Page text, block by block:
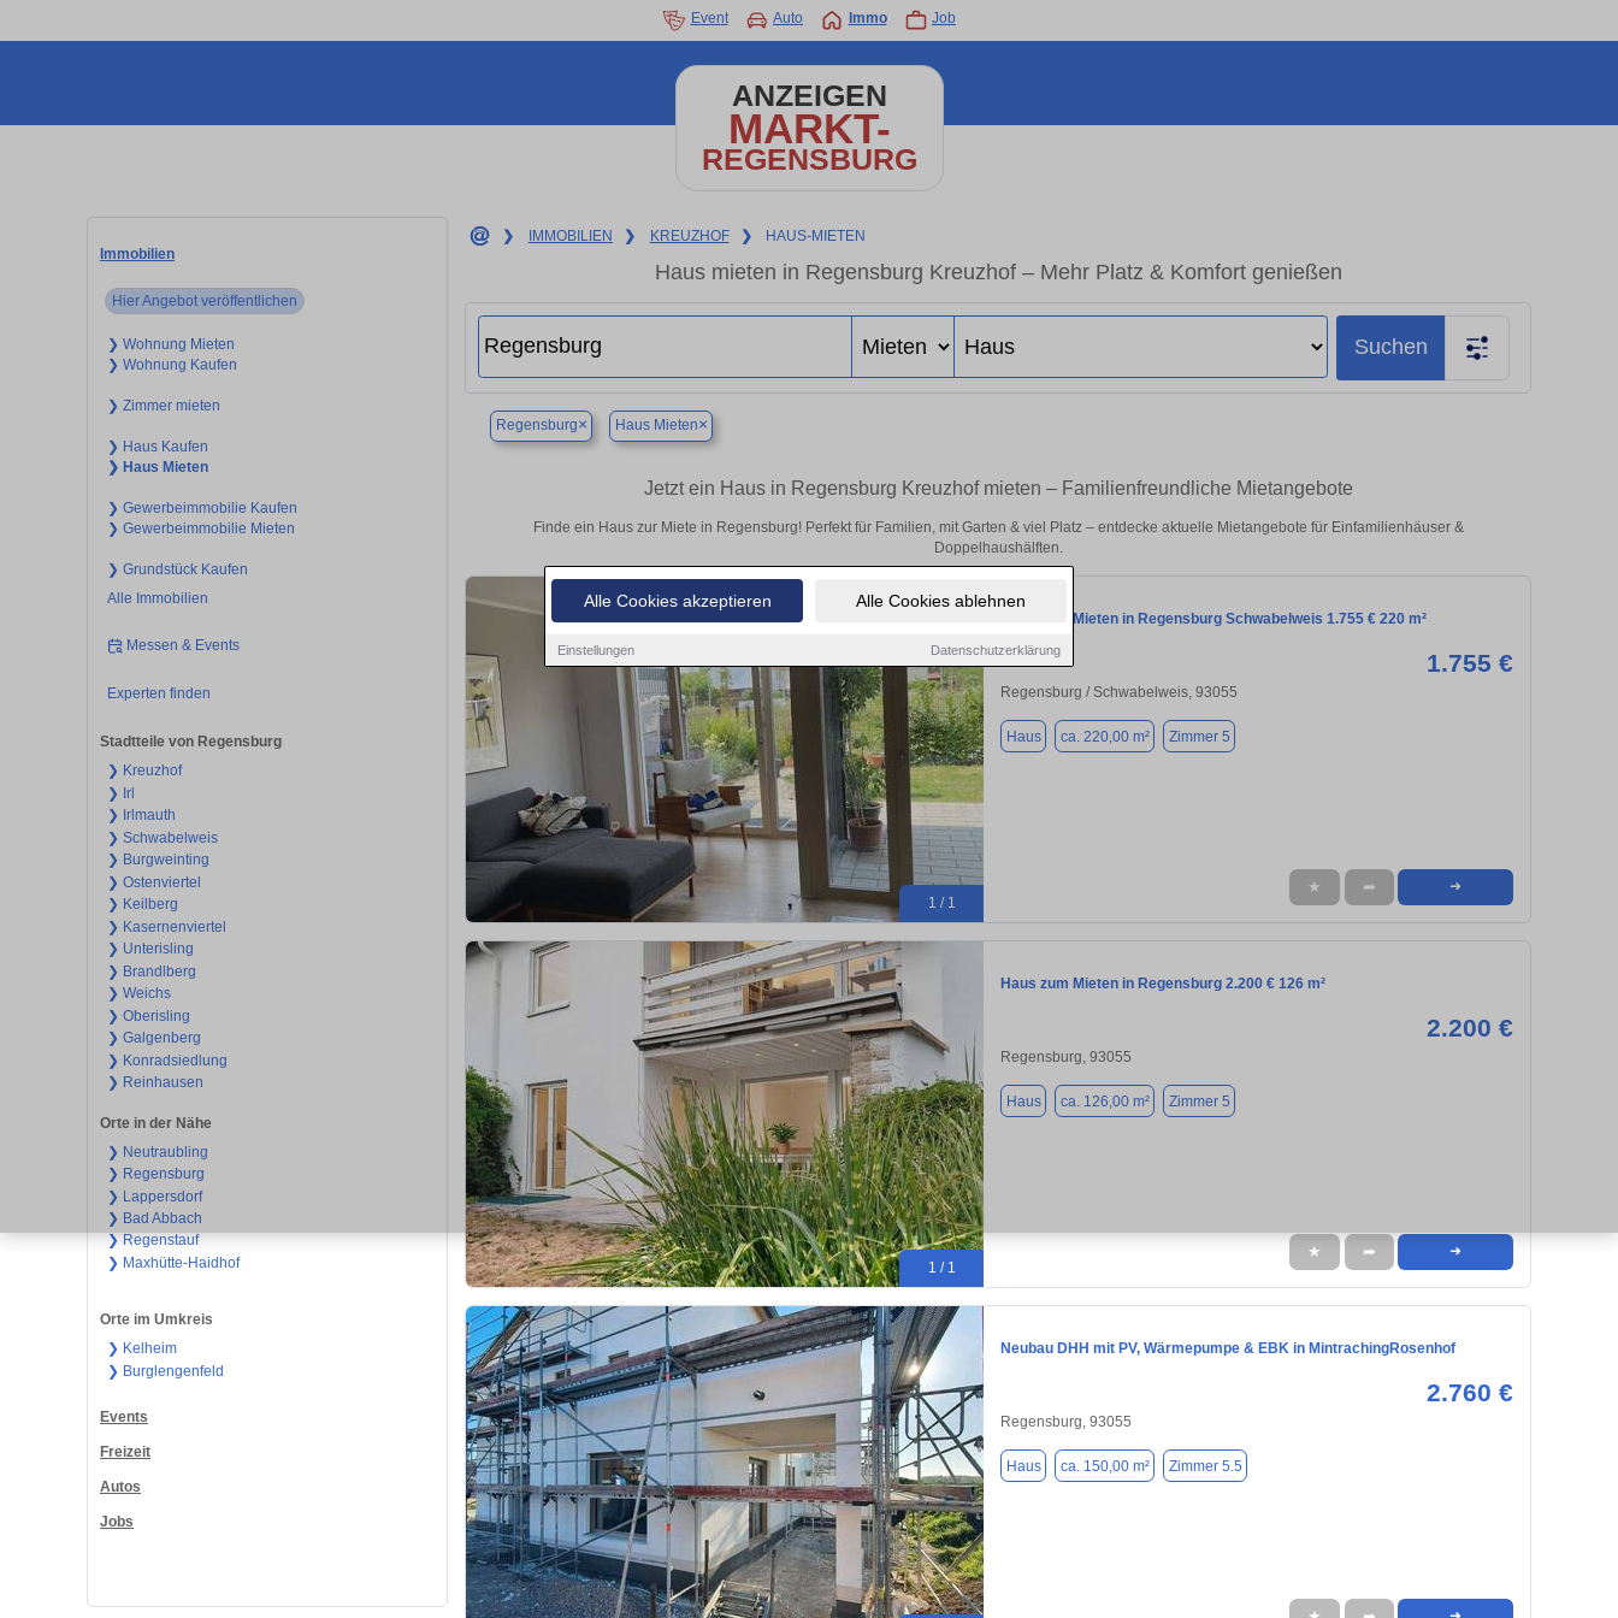
Alle Cookies akzeptieren Alle Cookies ablehnen
Einstellungen Datenschutzerklärung
Event Auto Immo Job
ANZEIGEN
MARKT-
REGENSBURG
Immobilien
Hier Angebot veröffentlichen
❯ Wohnung Mieten
❯ Wohnung Kaufen
❯ Zimmer mieten
❯ Haus Kaufen
❯ Haus Mieten
❯ Gewerbeimmobilie Kaufen
❯ Gewerbeimmobilie Mieten
❯ Grundstück Kaufen
Alle Immobilien
Messen & Events
Experten finden
Stadtteile von Regensburg
❯ Kreuzhof
❯ Irl
❯ Irlmauth
❯ Schwabelweis
❯ Burgweinting
❯ Ostenviertel
❯ Keilberg
❯ Kasernenviertel
❯ Unterisling
❯ Brandlberg
❯ Weichs
❯ Oberisling
❯ Galgenberg
❯ Konradsiedlung
❯ Reinhausen
Orte in der Nähe
❯ Neutraubling
❯ Regensburg
❯ Lappersdorf
❯ Bad Abbach
❯ Regenstauf
❯ Maxhütte-Haidhof
Orte im Umkreis
❯ Kelheim
❯ Burglengenfeld
Events
Freizeit
Autos
Jobs
❯ IMMOBILIEN ❯ KREUZHOF ❯ HAUS-MIETEN
Haus mieten in Regensburg Kreuzhof – Mehr Platz & Komfort genießen
Suchen
Regensburg× Haus Mieten×
Jetzt ein Haus in Regensburg Kreuzhof mieten – Familienfreundliche Mietangebote
Finde ein Haus zur Miete in Regensburg! Perfekt für Familien, mit Garten & viel Platz – entdecke aktuelle Mietangebote für Einfamilienhäuser &
Doppelhaushälften.
1 / 1
Haus zum Mieten in Regensburg Schwabelweis 1.755 € 220 m²
1.755 €
Regensburg / Schwabelweis, 93055
Haus ca. 220,00 m² Zimmer 5
★ ➦ ➜
1 / 1
Haus zum Mieten in Regensburg 2.200 € 126 m²
2.200 €
Regensburg, 93055
Haus ca. 126,00 m² Zimmer 5
★ ➦ ➜
Neubau DHH mit PV, Wärmepumpe & EBK in MintrachingRosenhof
2.760 €
Regensburg, 93055
Haus ca. 150,00 m² Zimmer 5.5